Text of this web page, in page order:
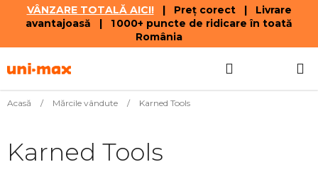
VÂNZARE TOTALĂ AICI!| Preț corect | Livrare
avantajoasă | 1 000+ puncte de ridicare în toată
România
la
DE
Acasă / Mărcile vândute / Karned Tools
Karned Tools